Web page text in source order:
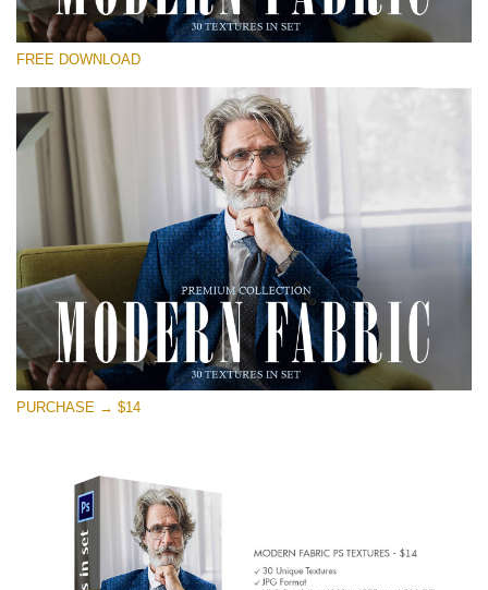
Proszę wybrać
Small 800*533px
Modern Fabric
(30 Textures)
Large 6000*4000px
Entire Collection
(1783 Overlays)
Large 6000*4000px
Darmowe Pobieranie
FREE DOWNLOAD
PURCHASE → $14